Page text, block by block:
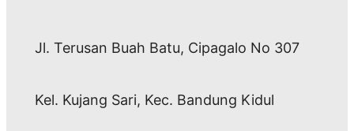
Jl. Terusan Buah Batu, Cipagalo No 307
Kel. Kujang Sari, Kec. Bandung Kidul